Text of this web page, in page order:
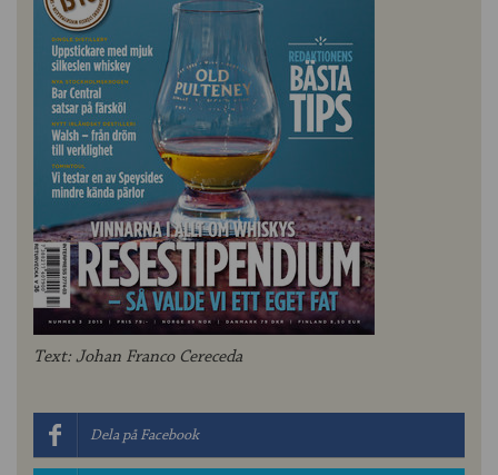
Text: Johan Franco Cereceda
Dela på Facebook